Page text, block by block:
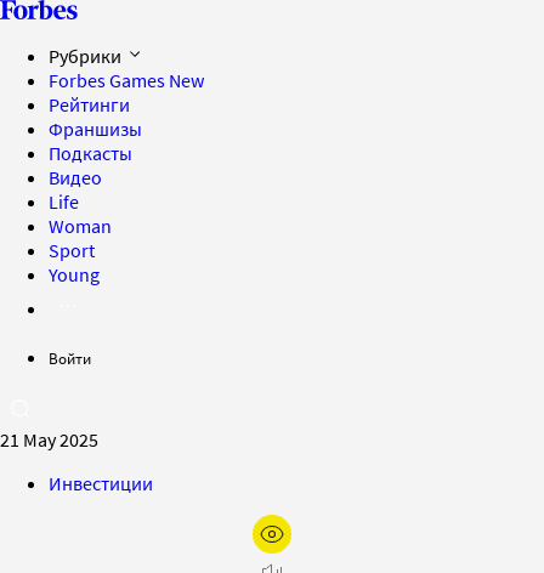
Рубрики
Forbes Games New
Рейтинги
Франшизы
Подкасты
Видео
Life
Woman
Sport
Young
Войти
21 May 2025
Инвестиции